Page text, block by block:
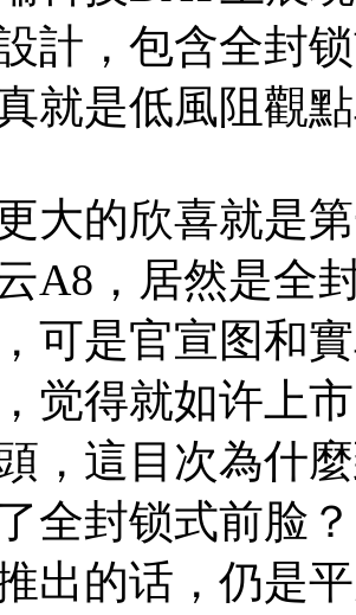
計，包含全封
就是低風阻觀
大的欣喜就是
A8，居然是全
可是官宣图和
觉得就如许上
，這目次為什
全封锁式前脸
出的话，仍是